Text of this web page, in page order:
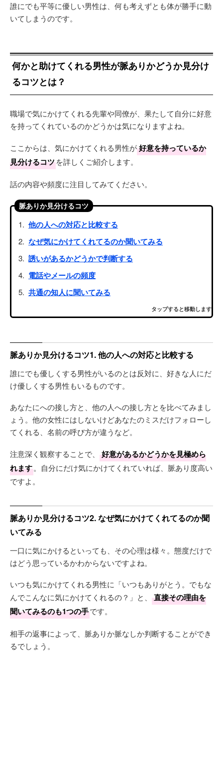
誰にでも平等に優しい男性は、何も考えずとも体が勝手に動
いてしまうのです。
何かと助けてくれる男性が脈ありかどうか見分け
るコツとは？
職場で気にかけてくれる先輩や同僚が、果たして自分に好意
を持ってくれているのかどうかは気になりますよね。
ここからは、気にかけてくれる男性が好意を持っているか
見分けるコツを詳しくご紹介します。
話の内容や頻度に注目してみてください。
脈ありか見分けるコツ
他の人への対応と比較する
なぜ気にかけてくれてるのか聞いてみる
誘いがあるかどうかで判断する
電話やメールの頻度
共通の知人に聞いてみる
タップすると移動します
脈ありか見分けるコツ1. 他の人への対応と比較する
誰にでも優しくする男性がいるのとは反対に、好きな人にだ
け優しくする男性もいるものです。
あなたにへの接し方と、他の人への接し方とを比べてみまし
ょう。他の女性にはしないけどあなたのミスだけフォローし
てくれる、名前の呼び方が違うなど。
注意深く観察することで、
好意があるかどうかを見極めら
れます。自分にだけ気にかけてくれていれば、脈あり度高い
ですよ。
脈ありか見分けるコツ2. なぜ気にかけてくれてるのか聞
いてみる
一口に気にかけるといっても、その心理は様々。態度だけで
はどう思っているかわからないですよね。
いつも気にかけてくれる男性に「いつもありがとう。でもな
んでこんなに気にかけてくれるの？」と、
直接その理由を
聞いてみるのも1つの手です。
相手の返事によって、脈ありか脈なしか判断することができ
るでしょう。